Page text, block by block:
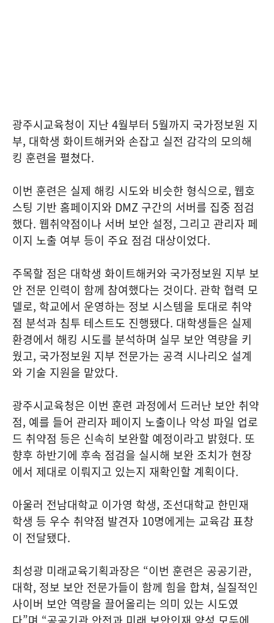
광주시교육청이 지난 4월부터 5월까지 국가정보원 지
부, 대학생 화이트해커와 손잡고 실전 감각의 모의해
킹 훈련을 펼쳤다.
이번 훈련은 실제 해킹 시도와 비슷한 형식으로, 웹호
스팅 기반 홈페이지와 DMZ 구간의 서버를 집중 점검
했다. 웹취약점이나 서버 보안 설정, 그리고 관리자 페
이지 노출 여부 등이 주요 점검 대상이었다.
주목할 점은 대학생 화이트해커와 국가정보원 지부 보
안 전문 인력이 함께 참여했다는 것이다. 관학 협력 모
델로, 학교에서 운영하는 정보 시스템을 토대로 취약
점 분석과 침투 테스트도 진행됐다. 대학생들은 실제
환경에서 해킹 시도를 분석하며 실무 보안 역량을 키
웠고, 국가정보원 지부 전문가는 공격 시나리오 설계
와 기술 지원을 맡았다.
광주시교육청은 이번 훈련 과정에서 드러난 보안 취약
점, 예를 들어 관리자 페이지 노출이나 악성 파일 업로
드 취약점 등은 신속히 보완할 예정이라고 밝혔다. 또
향후 하반기에 후속 점검을 실시해 보완 조치가 현장
에서 제대로 이뤄지고 있는지 재확인할 계획이다.
아울러 전남대학교 이가영 학생, 조선대학교 한민재
학생 등 우수 취약점 발견자 10명에게는 교육감 표창
이 전달됐다.
최성광 미래교육기획과장은 “이번 훈련은 공공기관,
대학, 정보 보안 전문가들이 함께 힘을 합쳐, 실질적인
사이버 보안 역량을 끌어올리는 의미 있는 시도였